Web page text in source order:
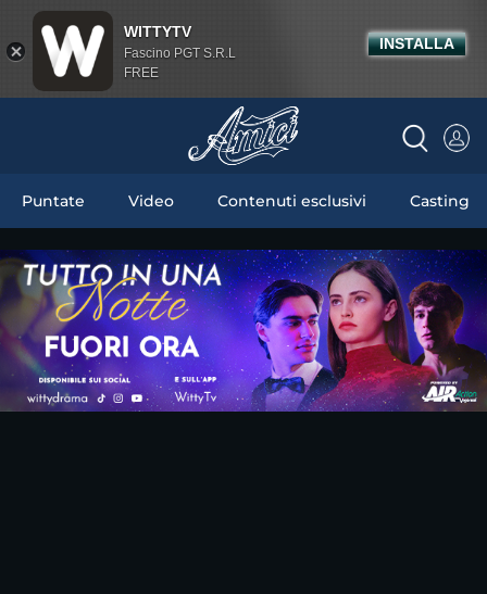
Puntate Video Contenuti esclusivi Casting
WITTYTV
Fascino PGT S.R.L
FREE
INSTALLA